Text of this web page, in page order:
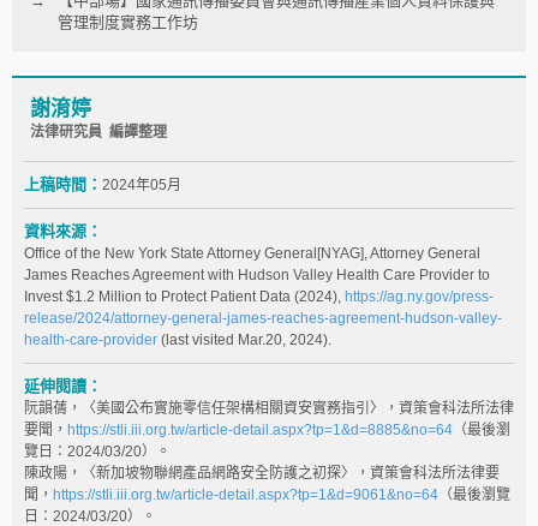
管理制度實務工作坊
謝淯婷
法律研究員 編譯整理
上稿時間： 2024年05月
資料來源：
Office of the New York State Attorney General[NYAG], Attorney General
James Reaches Agreement with Hudson Valley Health Care Provider to
Invest $1.2 Million to Protect Patient Data (2024), https://ag.ny.gov/press-
release/2024/attorney-general-james-reaches-agreement-hudson-valley-
health-care-provider (last visited Mar.20, 2024).
延伸閱讀：
阮韻蒨，〈美國公布實施零信任架構相關資安實務指引〉，資策會科法所法律
要聞， https://stli.iii.org.tw/article-detail.aspx?tp=1&d=8885&no=64 （最後瀏
覽日：2024/03/20）。
陳政陽，〈新加坡物聯網產品網路安全防護之初探〉，資策會科法所法律要
聞， https://stli.iii.org.tw/article-detail.aspx?tp=1&d=9061&no=64 （最後瀏覽
日：2024/03/20）。